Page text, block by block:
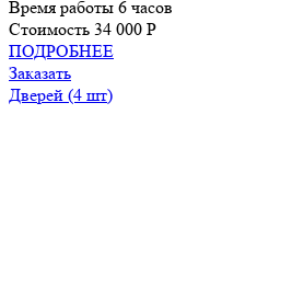
Время работы 6 часов
Стоимость 34 000 P
ПОДРОБНЕЕ
Заказать
Дверей (4 шт)